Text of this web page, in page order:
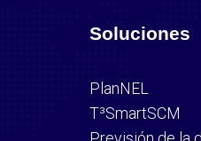
Soluciones
PlanNEL
T³SmartSCM